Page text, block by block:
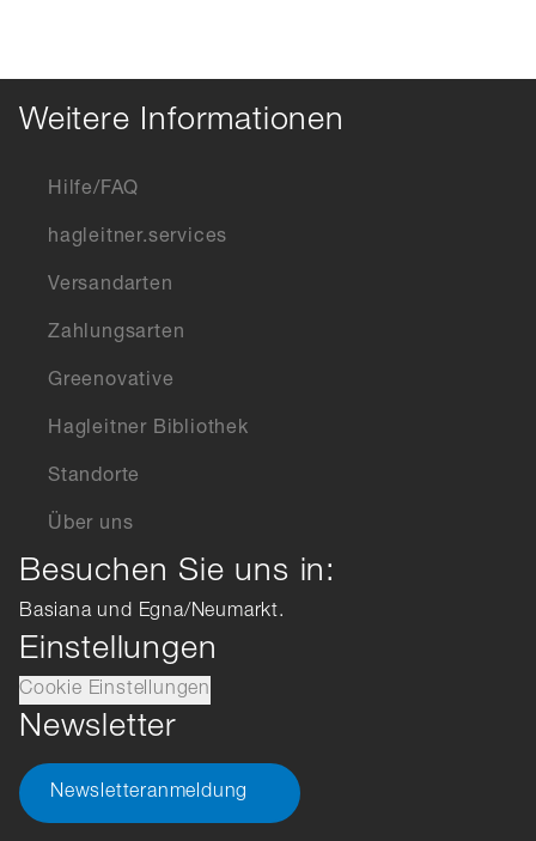
Weitere Informationen
Hilfe/FAQ
hagleitner.services
Versandarten
Zahlungsarten
Greenovative
Hagleitner Bibliothek
Standorte
Über uns
Besuchen Sie uns in:
Basiana und Egna/Neumarkt.
Einstellungen
Cookie Einstellungen
Newsletter
Newsletteranmeldung